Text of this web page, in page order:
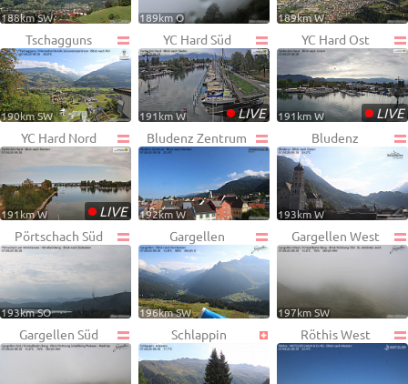
188km SW 189km O 189km W
Tschagguns
190km SW
YC Hard Süd
•LIVE
191km W
YC Hard Ost
•LIVE
191km W
YC Hard Nord
•LIVE
191km W
Bludenz Zentrum
192km W
Bludenz
193km W
Pörtschach Süd
193km SO
Gargellen
196km SW
Gargellen West
197km SW
Gargellen Süd Schlappin Röthis West